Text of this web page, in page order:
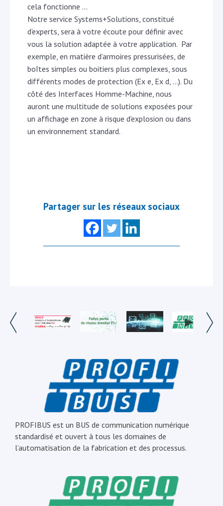
cela fonctionne …
Notre service Systems+Solutions, constitué
d’experts, sera à votre écoute pour définir avec
vous la solution adaptée à votre application. Par
exemple, en matière d’armoires pressurisées, de
boîtes simples ou boitiers plus complexes, sous
différents modes de protection (Ex e, Ex d, …). Du
côté des Interfaces Homme-Machine, nous
auront une multitude de solutions exposées pour
un affichage en zone à risque d’explosion ou dans
un environnement standard.
Partager sur les réseaux sociaux
PROFIBUS est un BUS de communication numérique
standardisé et ouvert à tous les domaines de
l’automatisation de la fabrication et des processus.